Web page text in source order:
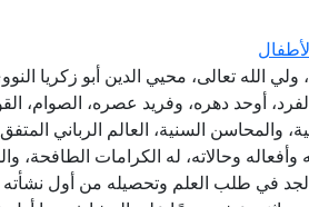
ولي الله تعالى، محيي الدين أبو زكريا
أوحد دهره، وفريد عصره، الصوام،
والمحاسن السنية، العالم الرباني
وحالاته، له الكرامات الطافحة،
وتميز الشيخ بالجد في طلب العلم وتحصيله من